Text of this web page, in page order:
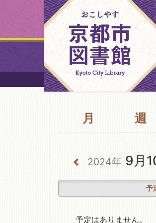
月 週
2024年 9月
予
予定はありません。